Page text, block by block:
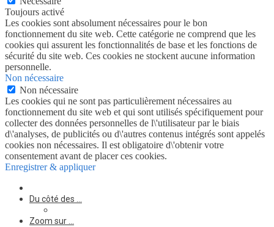
Toujours activé
Les cookies sont absolument nécessaires pour le bon
fonctionnement du site web. Cette catégorie ne comprend que les
cookies qui assurent les fonctionnalités de base et les fonctions de
sécurité du site web. Ces cookies ne stockent aucune information
personnelle.
Non nécessaire
Non nécessaire
Les cookies qui ne sont pas particulièrement nécessaires au
fonctionnement du site web et qui sont utilisés spécifiquement pour
collecter des données personnelles de l\'utilisateur par le biais
d\'analyses, de publicités ou d\'autres contenus intégrés sont appelés
cookies non nécessaires. Il est obligatoire d\'obtenir votre
consentement avant de placer ces cookies.
Enregistrer & appliquer
Du côté des …
Zoom sur …